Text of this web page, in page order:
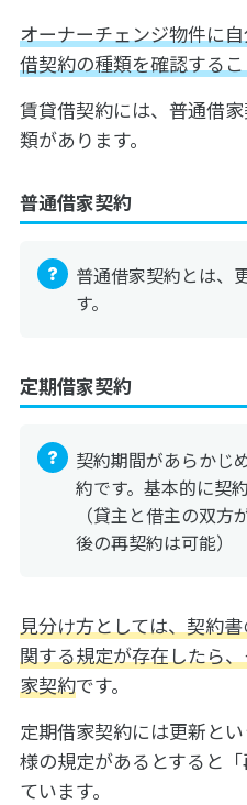
オーナーチェンジ物件に
借契約の種類を確認するこ
賃貸借契約には、普通借
類があります。
普通借家契約
普通借家契約とは、
す。
定期借家契約
契約期間があらかじ
約です。基本的に契
（貸主と借主の双
後の再契約は可能）
見分け方としては、契約
関する規定が存在したら
家契約です。
定期借家契約には更新と
様の規定があるとすると
ています。